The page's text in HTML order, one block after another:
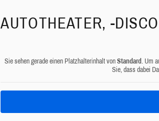
AUTOTHEATER, -
Sie sehen gerade einen Platzhalterinhalt von Standard . Um
Sie, dass dabei